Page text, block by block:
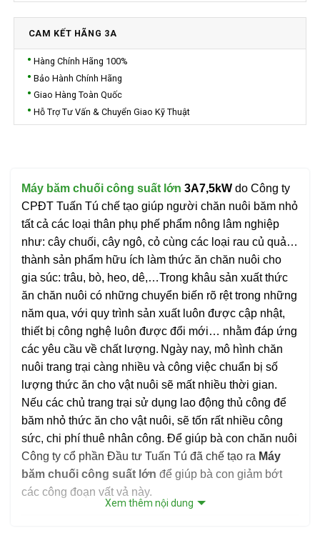
CAM KẾT HÃNG 3A
Hàng Chính Hãng 100%
Bảo Hành Chính Hãng
Giao Hàng Toàn Quốc
Hỗ Trợ Tư Vấn & Chuyển Giao Kỹ Thuật
Máy băm chuối công suất lớn 3A7,5kW do Công ty
CPĐT Tuấn Tú chế tạo giúp người chăn nuôi băm nhỏ
tất cả các loại thân phụ phế phẩm nông lâm nghiệp
như: cây chuối, cây ngô, cỏ cùng các loại rau củ quả…
thành sản phẩm hữu ích làm thức ăn chăn nuôi cho
gia súc: trâu, bò, heo, dê,…Trong khâu sản xuất thức
ăn chăn nuôi có những chuyển biến rõ rệt trong những
năm qua, với quy trình sản xuất luôn được cập nhật,
thiết bị công nghệ luôn được đổi mới… nhằm đáp ứng
các yêu cầu về chất lượng. Ngày nay, mô hình chăn
nuôi trang trại càng nhiều và công việc chuẩn bị số
lượng thức ăn cho vật nuôi sẽ mất nhiều thời gian.
Nếu các chủ trang trại sử dụng lao động thủ công để
băm nhỏ thức ăn cho vật nuôi, sẽ tốn rất nhiều công
sức, chi phí thuê nhân công. Để giúp bà con chăn nuôi
Công ty cổ phần Đầu tư Tuấn Tú đã chế tạo ra Máy
băm chuối công suất lớn để giúp bà con giảm bớt
các công đoạn vất vả này.
Xem thêm nội dung